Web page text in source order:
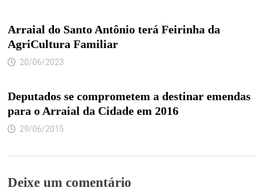
Arraial do Santo Antônio terá Feirinha da
AgriCultura Familiar
20/06/2023
Deputados se comprometem a destinar emendas
para o Arraial da Cidade em 2016
29/06/2015
Deixe um comentário